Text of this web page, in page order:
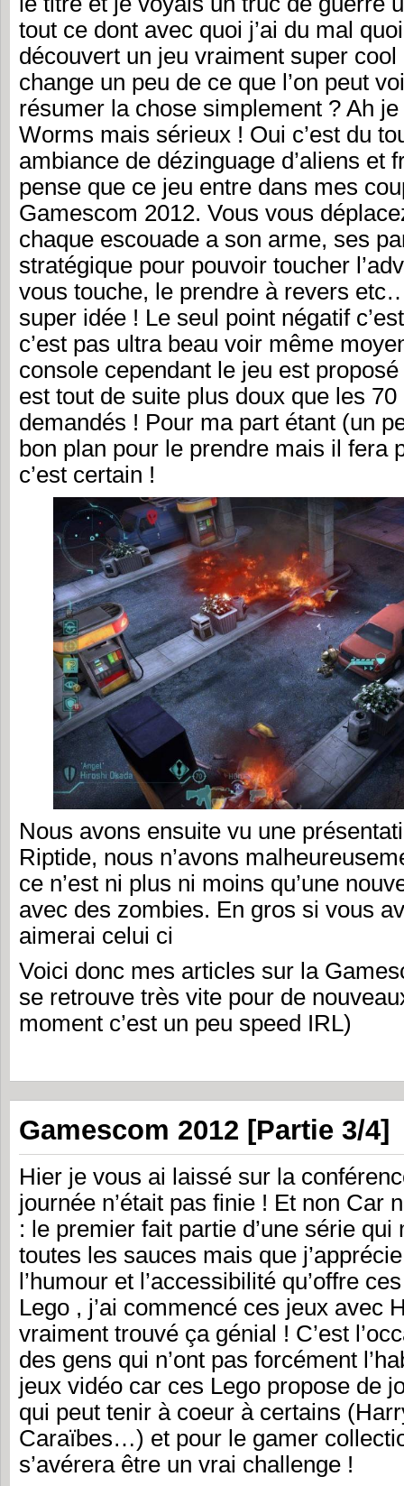
tout ce dont avec quoi j’ai du mal
découvert un jeu vraiment super
change un peu de ce que l’on peut
résumer la chose simplement ? Ah je
Worms mais sérieux ! Oui c’est du
ambiance de dézinguage d’aliens et
pense que ce jeu entre dans mes
Gamescom 2012. Vous vous
chaque escouade a son arme, ses
stratégique pour pouvoir toucher
vous touche, le prendre à revers
super idée ! Le seul point négatif
c’est pas ultra beau voir même
console cependant le jeu est
est tout de suite plus doux que les
demandés ! Pour ma part étant (un
bon plan pour le prendre mais il fera
c’est certain !
Nous avons ensuite vu une
Riptide, nous n’avons
ce n’est ni plus ni moins qu’une
avec des zombies. En gros si vous
aimerai celui ci
Voici donc mes articles sur la
se retrouve très vite pour de
moment c’est un peu speed IRL)
Gamescom 2012 [Partie 3/4]
Hier je vous ai laissé sur la
journée n’était pas finie ! Et non Car
: le premier fait partie d’une série
toutes les sauces mais que
l’humour et l’accessibilité qu’offre
Lego , j’ai commencé ces jeux avec
vraiment trouvé ça génial ! C’est
des gens qui n’ont pas forcément
jeux vidéo car ces Lego propose de
qui peut tenir à coeur à certains
Caraïbes…) et pour le gamer
s’avérera être un vrai challenge !